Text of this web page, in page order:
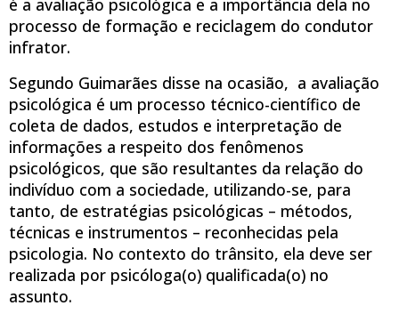
é a avaliação psicológica e a importância dela no
processo de formação e reciclagem do condutor
infrator.
Segundo Guimarães disse na ocasião, a avaliação
psicológica é um processo técnico-científico de
coleta de dados, estudos e interpretação de
informações a respeito dos fenômenos
psicológicos, que são resultantes da relação do
indivíduo com a sociedade, utilizando-se, para
tanto, de estratégias psicológicas – métodos,
técnicas e instrumentos – reconhecidas pela
psicologia. No contexto do trânsito, ela deve ser
realizada por psicóloga(o) qualificada(o) no
assunto.